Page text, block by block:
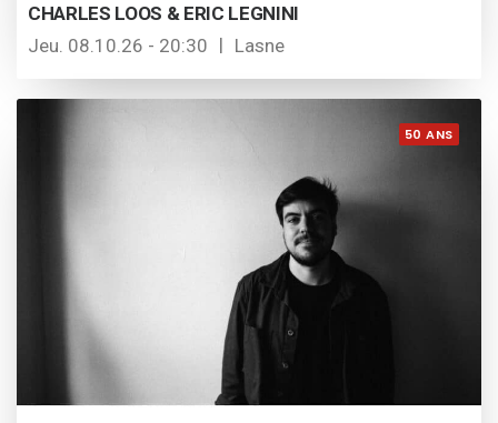
CHARLES LOOS & ERIC LEGNINI
Jeu. 08.10.26 - 20:30
Lasne
50 ANS